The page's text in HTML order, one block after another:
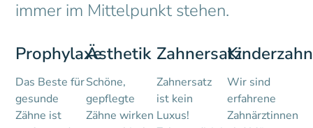
immer im Mittelpunkt stehen.
Prophylaxe
Das Beste für
gesunde
Zähne ist
Ästhetik
Schöne,
gepflegte
Zähne wirken
Zahnersatz
Zahnersatz
ist kein
Luxus!
Wir sind
erfahrene
Zahnärztinnen